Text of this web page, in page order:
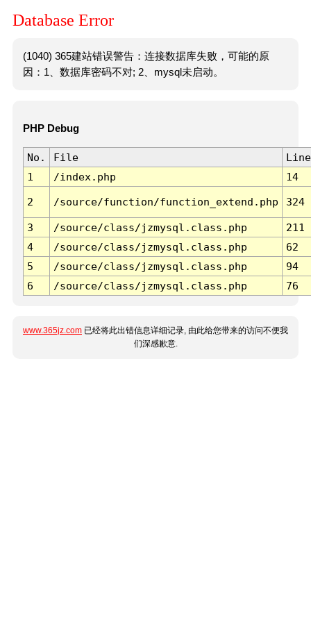
Database Error
(1040) 365建站错误警告：连接数据库失败，可能的原
因：1、数据库密码不对; 2、mysql未启动。
PHP Debug
No. File
Line
1
/index.php 14
2 /source/function/function_extend.php 324
3 /source/class/jzmysql.class.php
211
4
/source/class/jzmysql.class.php
62
5
/source/class/jzmysql.class.php
94
6
/source/class/jzmysql.class.php 76
www.365jz.com 已经将此出错信息详细记录, 由此给您带来的访问不便我
们深感歉意.